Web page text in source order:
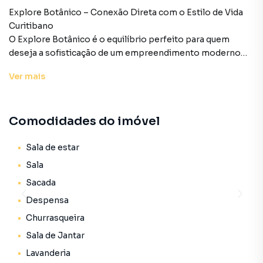
Explore Botânico – Conexão Direta com o Estilo de Vida
Curitibano
O Explore Botânico é o equilíbrio perfeito para quem
deseja a sofisticação de um empreendimento moderno
famoso de Curitiba. Localizado na Avenida Presidente
desenhados para o máximo conforto.
Os Apartamentos: Espaço e Inteligência
Unidades com plantas versáteis a partir de R$ 675.900,00,
Configurações: Opções de 2 e 3 dormitórios;
Ambientes: Distribuição inteligente com integração entre
Ver mais
Comodidades do imóvel
Sala de estar
Sala
Sacada
Despensa
Churrasqueira
Sala de Jantar
Lavanderia